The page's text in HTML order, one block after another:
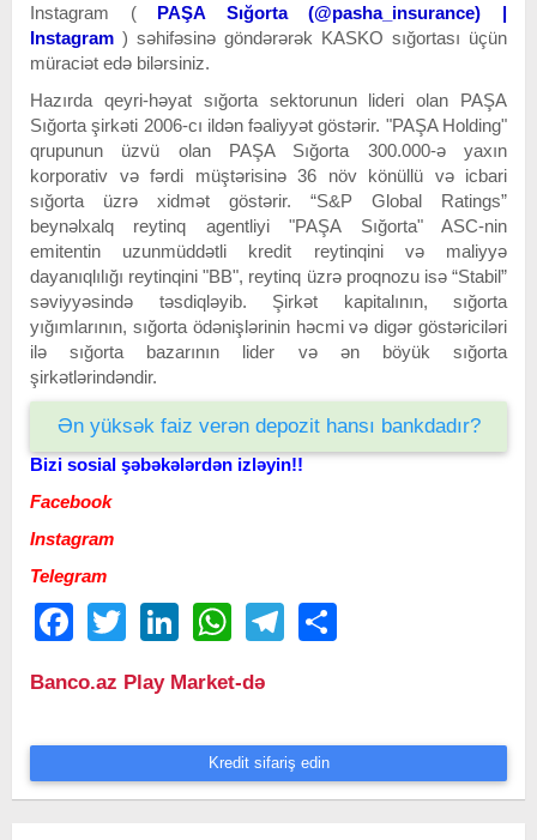
Instagram ( PAŞA Sığorta (@pasha_insurance) |
Instagram ) səhifəsinə göndərərək KASKO sığortası üçün
müraciət edə bilərsiniz.
Hazırda qeyri-həyat sığorta sektorunun lideri olan PAŞA
Sığorta şirkəti 2006-cı ildən fəaliyyət göstərir. "PAŞA Holding"
qrupunun üzvü olan PAŞA Sığorta 300.000-ə yaxın
korporativ və fərdi müştərisinə 36 növ könüllü və icbari
sığorta üzrə xidmət göstərir. “S&P Global Ratings”
beynəlxalq reytinq agentliyi "PAŞA Sığorta" ASC-nin
emitentin uzunmüddətli kredit reytinqini və maliyyə
dayanıqlılığı reytinqini "BB", reytinq üzrə proqnozu isə “Stabil”
səviyyəsində təsdiqləyib. Şirkət kapitalının, sığorta
yığımlarının, sığorta ödənişlərinin həcmi və digər göstəriciləri
ilə sığorta bazarının lider və ən böyük sığorta
şirkətlərindəndir.
Ən yüksək faiz verən depozit hansı bankdadır?
Bizi sosial şəbəkələrdən izləyin!!
Facebook
Instagram
Telegram
FacebookTwitter LinkedIn WhatsAppTelegram
Banco.az Play Market-də
Kredit sifariş edin